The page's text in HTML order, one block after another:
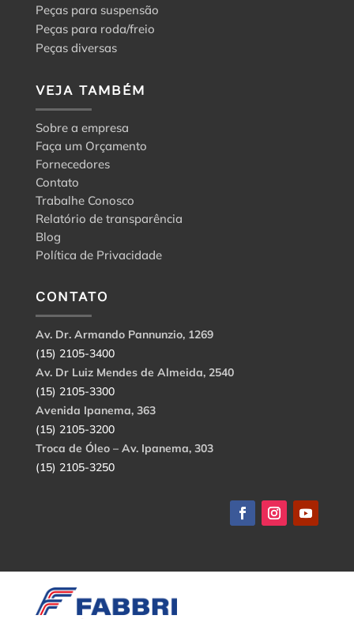
Peças para suspensão
Peças para roda/freio
Peças diversas
VEJA TAMBÉM
Sobre a empresa
Faça um Orçamento
Fornecedores
Contato
Trabalhe Conosco
Relatório de transparência
Blog
Política de Privacidade
CONTATO
Av. Dr. Armando Pannunzio, 1269
(15) 2105-3400
Av. Dr Luiz Mendes de Almeida, 2540
(15) 2105-3300
Avenida Ipanema, 363
(15) 2105-3200
Troca de Óleo – Av. Ipanema, 303
(15) 2105-3250